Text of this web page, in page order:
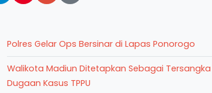
Polres Gelar Ops Bersinar di Lapas Ponorogo
Walikota Madiun Ditetapkan Sebagai Tersangka
Dugaan Kasus TPPU